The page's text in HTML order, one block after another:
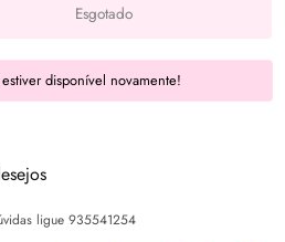
Esgotado
disponível novamente!
ligue 935541254